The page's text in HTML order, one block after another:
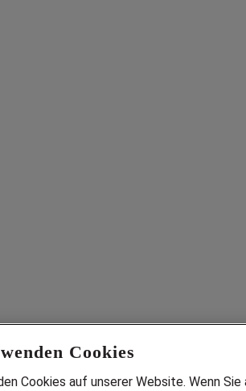
Cookies
Cookies auf unserer Website. Wenn